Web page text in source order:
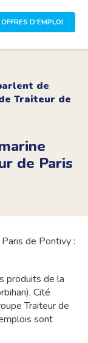
D'EMPLOI
de
Traiteur de
de Paris
de Pontivy :
produits de la
Cité
Traiteur de
sont